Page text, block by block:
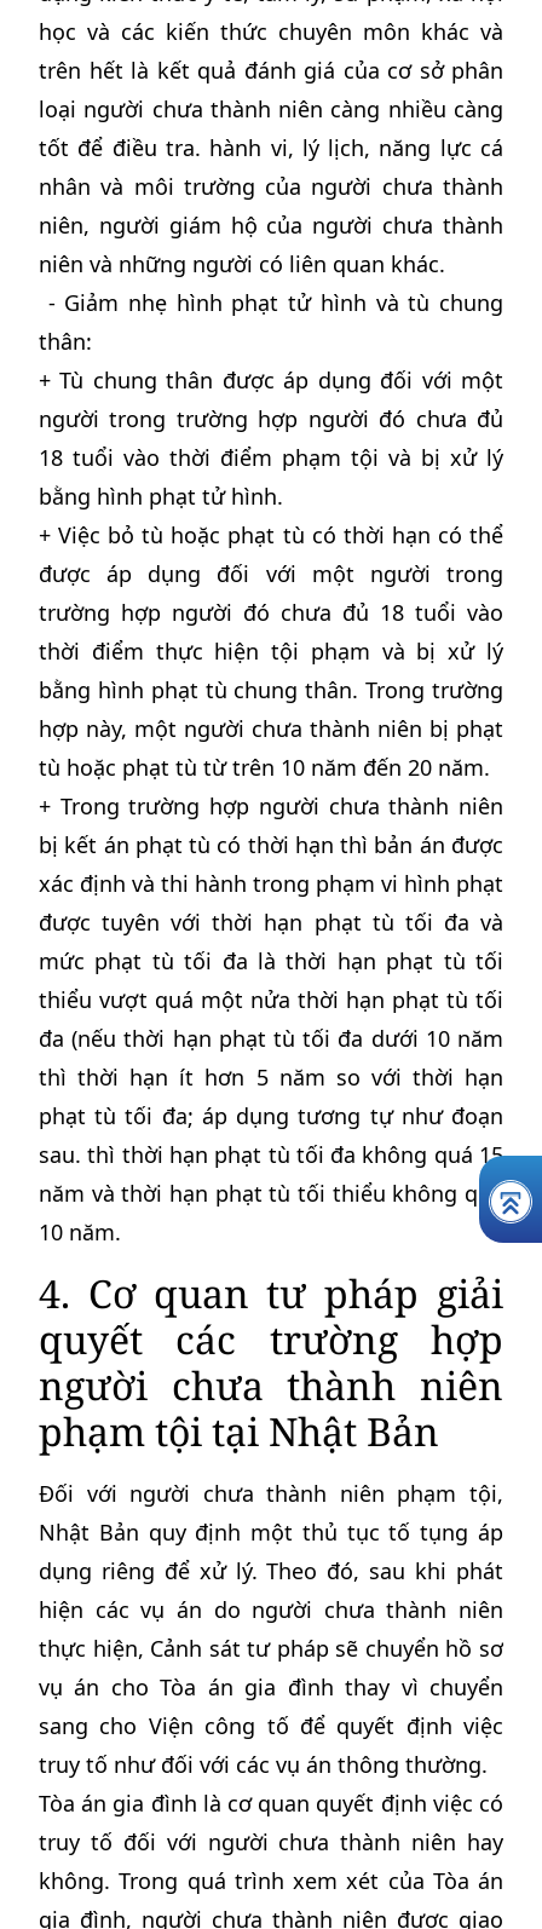
học và các kiến ​​thức chuyên môn khác và
trên hết là kết quả đánh giá của cơ sở phân
loại người chưa thành niên càng nhiều càng
tốt để điều tra. hành vi, lý lịch, năng lực cá
nhân và môi trường của người chưa thành
niên, người giám hộ của người chưa thành
niên và những người có liên quan khác.
- Giảm nhẹ hình phạt tử hình và tù chung
thân:
+ Tù chung thân được áp dụng đối với một
người trong trường hợp người đó chưa đủ
18 tuổi vào thời điểm phạm tội và bị xử lý
bằng hình phạt tử hình.
+ Việc bỏ tù hoặc phạt tù có thời hạn có thể
được áp dụng đối với một người trong
trường hợp người đó chưa đủ 18 tuổi vào
thời điểm thực hiện tội phạm và bị xử lý
bằng hình phạt tù chung thân. Trong trường
hợp này, một người chưa thành niên bị phạt
tù hoặc phạt tù từ trên 10 năm đến 20 năm.
+ Trong trường hợp người chưa thành niên
bị kết án phạt tù có thời hạn thì bản án được
xác định và thi hành trong phạm vi hình phạt
được tuyên với thời hạn phạt tù tối đa và
mức phạt tù tối đa là thời hạn phạt tù tối
thiểu vượt quá một nửa thời hạn phạt tù tối
đa (nếu thời hạn phạt tù tối đa dưới 10 năm
thì thời hạn ít hơn 5 năm so với thời hạn
phạt tù tối đa; áp dụng tương tự như đoạn
sau. thì thời hạn phạt tù tối đa không quá 15
năm và thời hạn phạt tù tối thiểu không quá
10 năm.
4. Cơ quan tư pháp giải
quyết các trường hợp
người chưa thành niên
phạm tội tại Nhật Bản
Đối với người chưa thành niên phạm tội,
Nhật Bản quy định một thủ tục tố tụng áp
dụng riêng để xử lý. Theo đó, sau khi phát
hiện các vụ án do người chưa thành niên
thực hiện, Cảnh sát tư pháp sẽ chuyển hồ sơ
vụ án cho Tòa án gia đình thay vì chuyển
sang cho Viện công tố để quyết định việc
truy tố như đối với các vụ án thông thường.
Tòa án gia đình là cơ quan quyết định việc có
truy tố đối với người chưa thành niên hay
không. Trong quá trình xem xét của Tòa án
gia đình, người chưa thành niên được giao